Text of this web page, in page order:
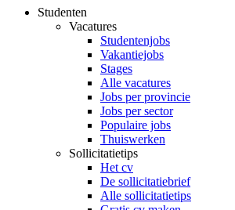
Studenten
Vacatures
Studentenjobs
Vakantiejobs
Stages
Alle vacatures
Jobs per provincie
Jobs per sector
Populaire jobs
Thuiswerken
Sollicitatietips
Het cv
De sollicitatiebrief
Alle sollicitatietips